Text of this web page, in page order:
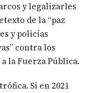
y legalizarles
de la “paz
y policías
contra los
la Fuerza Pública.
Si en 2021